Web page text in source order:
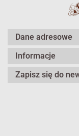
Dane adresowe
Informacje
Zapisz się do